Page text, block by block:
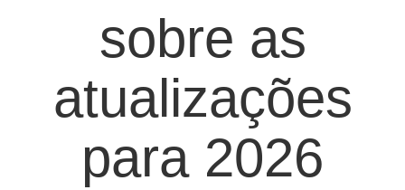
sobre as
atualizações
para 2026